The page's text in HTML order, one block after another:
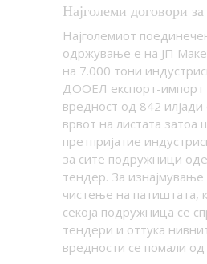
Најголеми договори
Најголемиот
одржување е на ЈП
на 7.000 тони
ДООЕЛ експорт-импорт
вредност од 842
врвот на листата затоа
претпријатие
за сите подружници
тендер. За изнајмување
чистење на патиштата,
секоја подружница се
тендери и оттука
вредности се помали од